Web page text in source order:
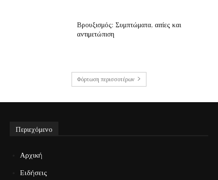
Βρουξισμός: Συμπτώματα, αιτίες και
αντιμετώπιση
Φόρτωση περισσοτέρων
Περιεχόμενο
Αρχική
Ειδήσεις